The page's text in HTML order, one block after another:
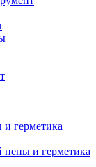
герметика
и герметика